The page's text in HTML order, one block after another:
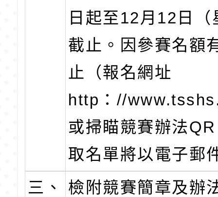
日起至12月12日
截止。因參賽名額
止（報名網址
http：//
或掃瞄競賽辦法
取名單將以電子郵
三、
檢附競賽簡章及辦